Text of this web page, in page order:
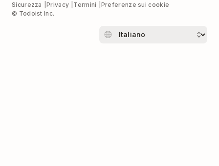
Sicurezza Privacy Termini
Preferenze sui cookie
© Todoist Inc.